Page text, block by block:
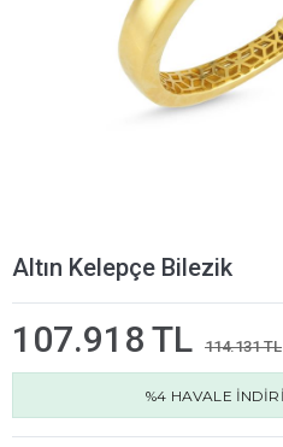
Altın Kelepçe Bilezik
107.918 TL 114.131 TL
%4 HAVALE